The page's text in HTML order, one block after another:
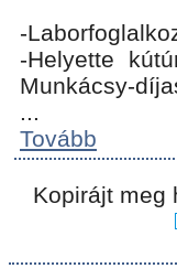
-
-Helyette
Munkácsy-
...
Tovább
Kopirájt meg